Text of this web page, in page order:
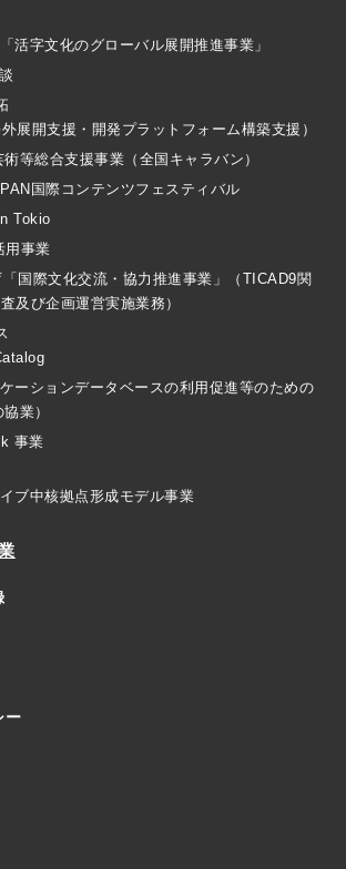
活字文化のグローバル展開推進事業」
展開支援・開発プラットフォーム構築支援）
等総合支援事業（全国キャラバン）
国際コンテンツフェスティバル
Tokio
用事業
「国際文化交流・協力推進事業」（TICAD9関
及び企画運営実施業務）
ーションデータベースの利用促進等のための
業）
事業
ブ中核拠点形成モデル事業
ー